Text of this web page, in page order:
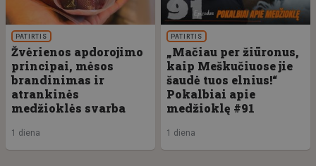
PATIRTIS
Žvėrienos apdorojimo
principai, mėsos
brandinimas ir
atrankinės
medžioklės svarba
1 diena
PATIRTIS
„Mačiau per žiūronus,
kaip Meškučiuose jie
šaudė tuos elnius!“
Pokalbiai apie
medžioklę #91
1 diena